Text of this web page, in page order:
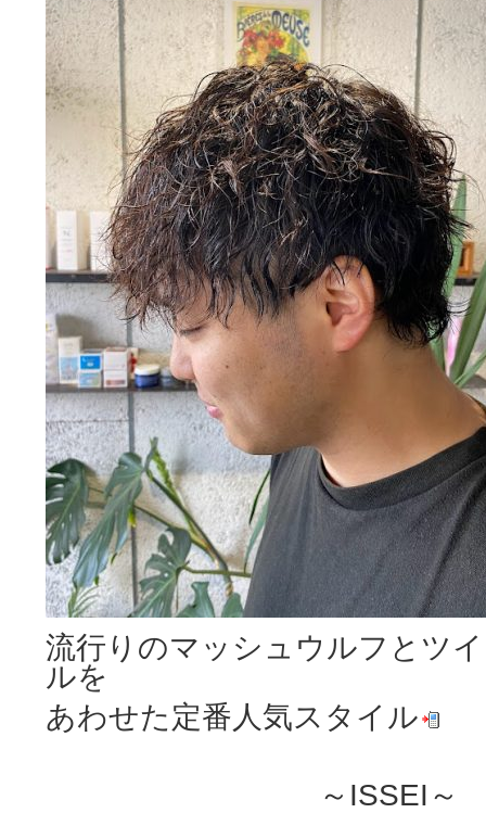
流行りのマッシュウルフとツ
ルを
あわせた定番人気スタイル
～ISSEI～